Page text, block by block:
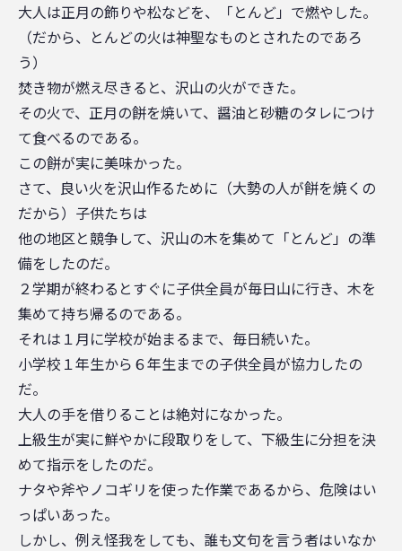
大人は正月の飾りや松などを、「とんど」で燃やした。
（だから、とんどの火は神聖なものとされたのであろ
う）
焚き物が燃え尽きると、沢山の火ができた。
その火で、正月の餅を焼いて、醤油と砂糖のタレにつけ
て食べるのである。
この餅が実に美味かった。
さて、良い火を沢山作るために（大勢の人が餅を焼くの
だから）子供たちは
他の地区と競争して、沢山の木を集めて「とんど」の準
備をしたのだ。
２学期が終わるとすぐに子供全員が毎日山に行き、木を
集めて持ち帰るのである。
それは１月に学校が始まるまで、毎日続いた。
小学校１年生から６年生までの子供全員が協力したの
だ。
大人の手を借りることは絶対になかった。
上級生が実に鮮やかに段取りをして、下級生に分担を決
めて指示をしたのだ。
ナタや斧やノコギリを使った作業であるから、危険はい
っぱいあった。
しかし、例え怪我をしても、誰も文句を言う者はいなか